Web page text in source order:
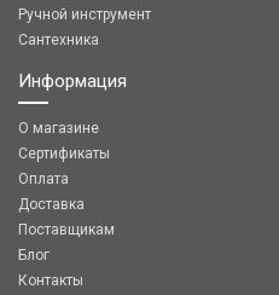
Ручной инструмент
Сантехника
Информация
О магазине
Сертификаты
Оплата
Доставка
Поставщикам
Блог
Контакты